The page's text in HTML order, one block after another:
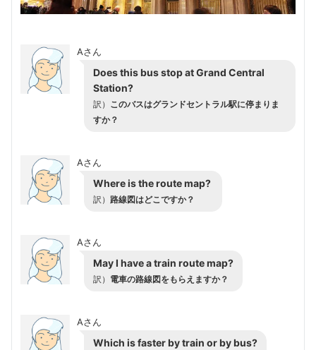
Aさん
Does this bus stop at Grand Central
Station?
訳） このバスはグランドセントラル駅に停まりま
すか？
Aさん
Where is the route map?
訳） 路線図はどこですか？
Aさん
May I have a train route map?
訳） 電車の路線図をもらえますか？
Aさん
Which is faster by train or by bus?